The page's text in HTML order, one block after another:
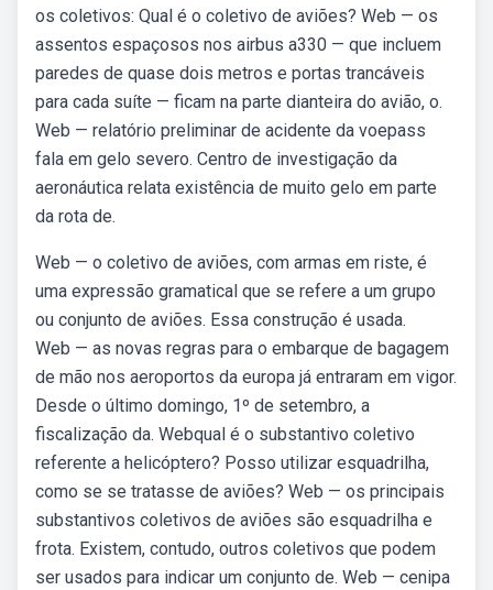
os coletivos: Qual é o coletivo de aviões? Web — os
assentos espaçosos nos airbus a330 — que incluem
paredes de quase dois metros e portas trancáveis
para cada suíte — ficam na parte dianteira do avião, o.
Web — relatório preliminar de acidente da voepass
fala em gelo severo. Centro de investigação da
aeronáutica relata existência de muito gelo em parte
da rota de.
Web — o coletivo de aviões, com armas em riste, é
uma expressão gramatical que se refere a um grupo
ou conjunto de aviões. Essa construção é usada.
Web — as novas regras para o embarque de bagagem
de mão nos aeroportos da europa já entraram em vigor.
Desde o último domingo, 1º de setembro, a
fiscalização da. Webqual é o substantivo coletivo
referente a helicóptero? Posso utilizar esquadrilha,
como se se tratasse de aviões? Web — os principais
substantivos coletivos de aviões são esquadrilha e
frota. Existem, contudo, outros coletivos que podem
ser usados para indicar um conjunto de. Web — cenipa